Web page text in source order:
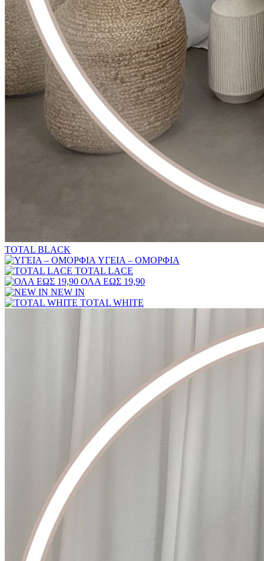
TOTAL BLACK
ΥΓΕΙΑ – ΟΜΟΡΦΙΑ
TOTAL LACE
ΟΛΑ ΕΩΣ 19,90
NEW IN
TOTAL WHITE